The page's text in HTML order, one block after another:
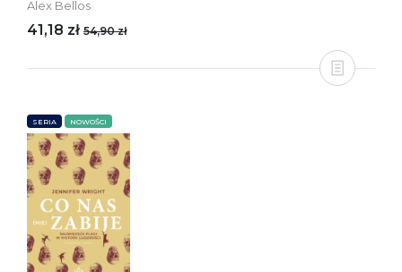
Alex Bellos
41,18 zł 54,90 zł
SERIA NOWOŚCI